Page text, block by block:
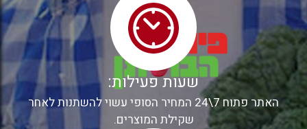
שעות פעילות:
האתר פתוח 7\24 המחיר הסופי עשוי להשתנות לאחר
שקילת המוצרים.